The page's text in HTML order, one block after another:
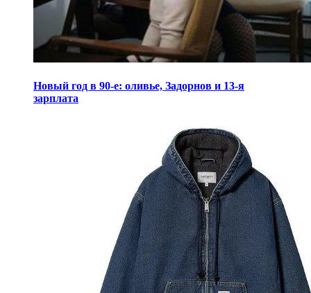
Новый год в 90-е: оливье, Задорнов и 13-я
зарплата